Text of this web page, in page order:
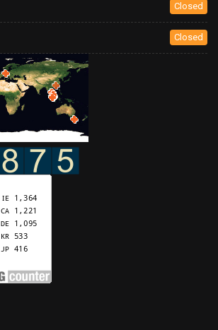
Closed
Closed